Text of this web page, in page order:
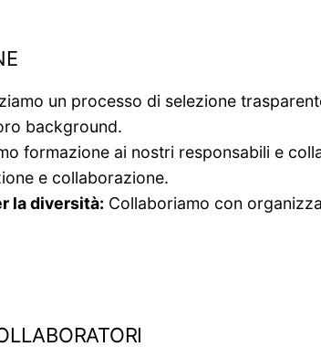
un processo di selezione
background.
formazione ai nostri responsabili e
e collaborazione.
la diversità: Collaboriamo con